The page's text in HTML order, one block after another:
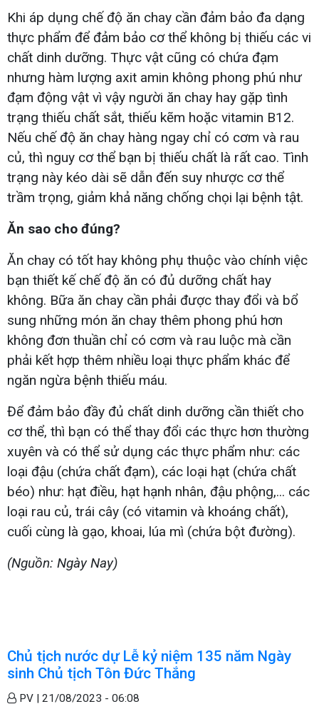
Khi áp dụng chế độ ăn chay cần đảm bảo đa dạng
thực phẩm để đảm bảo cơ thể không bị thiếu các vi
chất dinh dưỡng. Thực vật cũng có chứa đạm
nhưng hàm lượng axit amin không phong phú như
đạm động vật vì vậy người ăn chay hay gặp tình
trạng thiếu chất sắt, thiếu kẽm hoặc vitamin B12.
Nếu chế độ ăn chay hàng ngay chỉ có cơm và rau
củ, thì nguy cơ thể bạn bị thiếu chất là rất cao. Tình
trạng này kéo dài sẽ dẫn đến suy nhược cơ thể
trầm trọng, giảm khả năng chống chọi lại bệnh tật.
Ăn sao cho đúng?
Ăn chay có tốt hay không phụ thuộc vào chính việc
bạn thiết kế chế độ ăn có đủ dưỡng chất hay
không. Bữa ăn chay cần phải được thay đổi và bổ
sung những món ăn chay thêm phong phú hơn
không đơn thuần chỉ có cơm và rau luộc mà cần
phải kết hợp thêm nhiều loại thực phẩm khác để
ngăn ngừa bệnh thiếu máu.
Để đảm bảo đầy đủ chất dinh dưỡng cần thiết cho
cơ thể, thì bạn có thể thay đổi các thực hơn thường
xuyên và có thể sử dụng các thực phẩm như: các
loại đậu (chứa chất đạm), các loại hạt (chứa chất
béo) như: hạt điều, hạt hạnh nhân, đậu phộng,... các
loại rau củ, trái cây (có vitamin và khoáng chất),
cuối cùng là gạo, khoai, lúa mì (chứa bột đường).
(Nguồn: Ngày Nay)
Chủ tịch nước dự Lễ kỷ niệm 135 năm Ngày
sinh Chủ tịch Tôn Đức Thắng
PV | 21/08/2023 - 06:08